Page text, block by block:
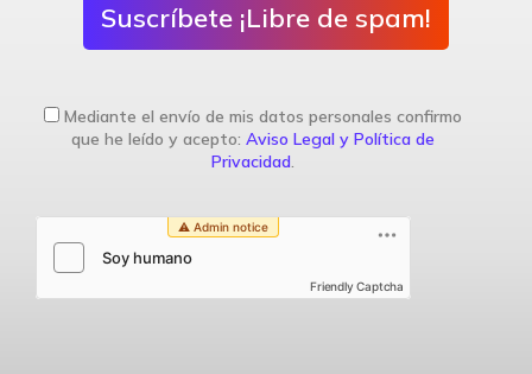
Suscríbete ¡Libre de spam!
Mediante el envío de mis datos personales confirmo
que he leído y acepto: Aviso Legal y Política de
Privacidad.
Friendly Captcha